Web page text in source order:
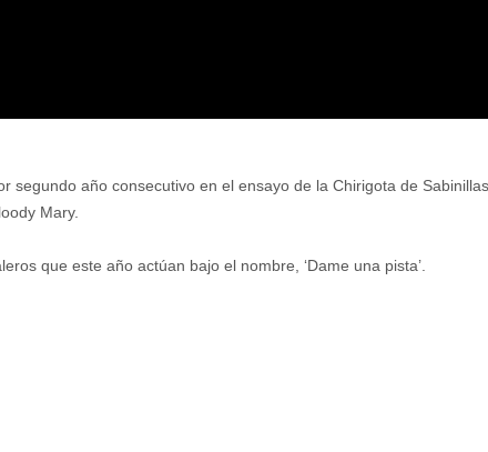
segundo año consecutivo en el ensayo de la Chirigota de
Mary.
que este año actúan bajo el nombre, ‘Dame una pista’.